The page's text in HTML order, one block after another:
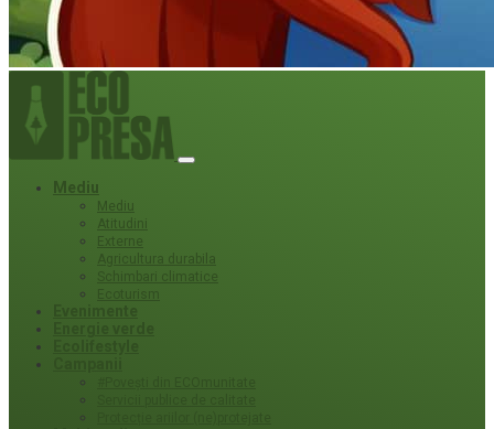
Mediu
Mediu
Atitudini
Externe
Agricultura durabila
Schimbari climatice
Ecoturism